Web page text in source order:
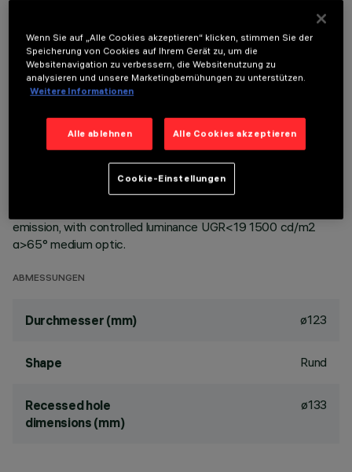
TECHNISCHE DATEN
LETZTES UPDATE: 01.08.2026
BESCHREIBUNG
Fixed round luminaire designed to use a LED lamp with C.O.B.
technology. Version without rim for mounting flush with
with an anti-scratch protective layer. Die-cast aluminium
body and passive dissipation system. Product complete with
emission, with controlled luminance UGR<19 1500 cd/m2
α>65° medium optic.
ABMESSUNGEN
Durchmesser (mm) ø123
Shape Rund
Recessed hole
dimensions (mm)
ø133
Wenn Sie auf „Alle Cookies akzeptieren“ klicken, stimmen Sie der
Speicherung von Cookies auf Ihrem Gerät zu, um die
Websitenavigation zu verbessern, die Websitenutzung zu
analysieren und unsere Marketingbemühungen zu unterstützen.
Weitere Informationen
Alle ablehnen Alle Cookies akzeptieren
Cookie-Einstellungen